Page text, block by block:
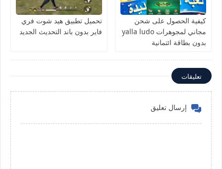
كيفية الحصول على شحن
مجاني لمجوهرات yalla ludo
بدون بطاقة ائتمانية
تحميل تطبيق هيد شوت فري
فاير بدون باند التحديث الجديد
تعليقات
إرسال تعليق